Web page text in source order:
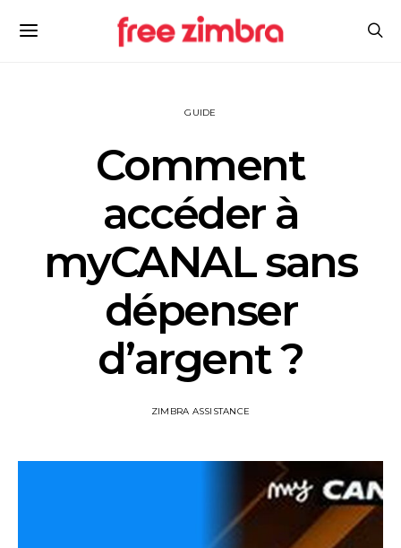
GUIDE
Comment
accéder à
myCANAL sans
dépenser
d’argent ?
ZIMBRA ASSISTANCE